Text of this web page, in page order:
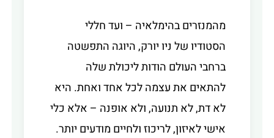
מהמנזרים בהימלאיה – ועד חללי
הסטודיו של ניו יורק, היוגה התפשטה
ברחבי העולם הודות ליכולת שלה
להתאים את עצמה לכל אחד ואחת. היא
לא דת, לא תנועה, ולא אופנה – אלא כלי
אישי לאיזון, לריכוז ולחיים מודעים יותר.